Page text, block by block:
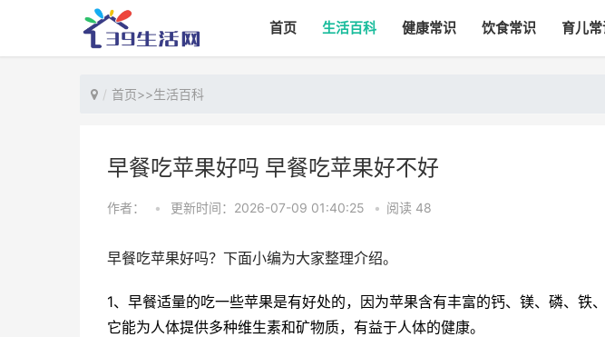
首页 生活百科 健康常识 饮食常识 育儿
首页>>生活百科
早餐吃苹果好吗 早餐吃苹果好不好
作者： • 更新时间：2026-07-09 01:40:25 • 阅读 48
早餐吃苹果好吗？下面小编为大家整理介绍。
1、早餐适量的吃一些苹果是有好处的，因为苹果含有丰富的钙、镁、磷、铁
它能为人体提供多种维生素和矿物质，有益于人体的健康。